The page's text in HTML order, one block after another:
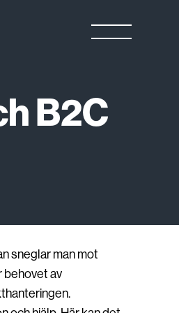
B2C
sneglar man mot
behovet av